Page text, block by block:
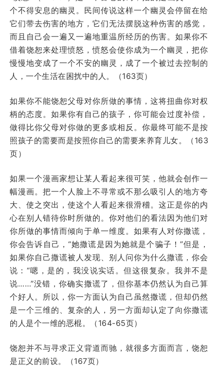
个不得安息的幽灵。民间传说这样一个幽灵会停留在给
它们带去伤害的地方，它们无法摆脱这种伤害的感觉，
而且自己会一遍又一遍地重温所经历的伤害。如果你不
借着饶恕来处理愤怒，愤怒会使你成为一个幽灵，把你
慢慢地变成了一个不安的幽灵，成了一个被过去控制的
人，一个生活在困扰中的人。（163页）
如果你不能饶恕父母对你所做的事情，这将扭曲你对权
柄的态度。如果你有自己的孩子，你可能会过度补偿，
做得比你父母对你做的更多或相反。你最终可能不是按
照孩子的需要而是按照你自己的需要来养育儿女。（163
页）
如果一个漫画家想让某人看起来很可笑，他就会创作一
幅漫画。把一个人脸上不寻常或不那么吸引人的地方夸
大、使之突出，使这个人看起来很滑稽。这正是你的内
心在别人错待你时所做的。你对他们的看法因为他们对
你所做的事情而倾向于单一维度。如果有人对你撒谎，
你会告诉自己，“她撒谎是因为她就是个骗子！”但是，
如果你自己撒谎被人发现、别人问你为什么撒谎，你会
说：“嗯，是的，我没说实话。但这很复杂。我并不是
说……”没错，你确实撒谎了，但你基本仍然认为自己算
个好人。所以，你一方面认为自己虽然撒谎，但却仍然
是一个三维的、复杂的人，另一方面却认定了向你撒谎
的人是个一维的恶棍。（164-65页）
饶恕并不与寻求正义背道而驰，就很多方面而言，饶恕
是正义的前设。（167页）